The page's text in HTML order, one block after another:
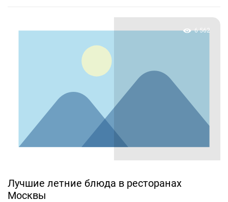
6 562
Лучшие летние блюда в ресторанах
Москвы